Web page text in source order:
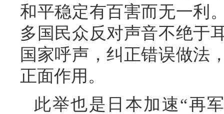
和平稳定有百害而无一利
多国民众反对声音不绝于
国家呼声，纠正错误做法
正面作用。
此举也是日本加速“再